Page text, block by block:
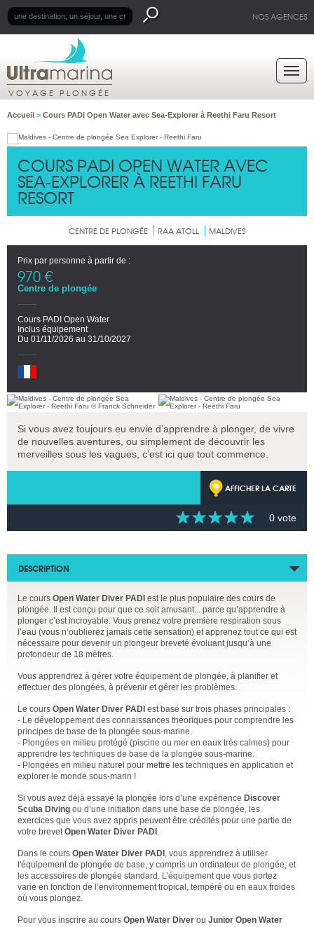
NOS AGENCES
VOYAGE PLONGÉE
Accueil > Cours PADI Open Water avec Sea-Explorer à Reethi Faru Resort
COURS PADI OPEN WATER AVEC
SEA-EXPLORER À REETHI FARU
RESORT
CENTRE DE PLONGÉE RAA ATOLL MALDIVES
Prix par personne à partir de :
970 €
Centre de plongée
Cours PADI Open Water
Inclus équipement
Du 01/11/2026 au 31/10/2027
Si vous avez toujours eu envie d’apprendre à plonger, de vivre
de nouvelles aventures, ou simplement de découvrir les
merveilles sous les vagues, c’est ici que tout commence.
AFFICHER LA CARTE
0 vote
DESCRIPTION
Le cours Open Water Diver PADI est le plus populaire des cours de
plongée. Il est conçu pour que ce soit amusant... parce qu’apprendre à
plonger c’est incroyable. Vous prenez votre première respiration sous
l’eau (vous n’oublierez jamais cette sensation) et apprenez tout ce qui est
nécessaire pour devenir un plongeur breveté évoluant jusqu’à une
profondeur de 18 mètres.
Vous apprendrez à gérer votre équipement de plongée, à planifier et
effectuer des plongées, à prévenir et gérer les problèmes.
Le cours Open Water Diver PADI est basé sur trois phases principales :
- Le développement des connaissances théoriques pour comprendre les
principes de base de la plongée sous-marine.
- Plongées en milieu protégé (piscine ou mer en eaux très calmes) pour
apprendre les techniques de base de la plongée sous-marine.
- Plongées en milieu naturel pour mettre les techniques en application et
explorer le monde sous-marin !
Si vous avez déjà essayé la plongée lors d’une expérience Discover
Scuba Diving ou d’une initiation dans une base de plongée, les
exercices que vous avez appris peuvent être crédités pour une partie de
votre brevetOpen Water Diver PADI .
Dans le cours Open Water Diver PADI , vous apprendrez à utiliser
l'équipement de plongée de base, y compris un ordinateur de plongée, et
les accessoires de plongée standard. L’équipement que vous portez
varie en fonction de l’environnement tropical, tempéré ou en eaux froides
où vous plongez.
Pour vous inscrire au cours Open Water Diver ou Junior Open Water